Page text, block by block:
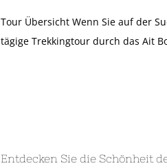
Tour Übersicht Wenn Sie auf der
tägige Trekkingtour durch das Ait
Entdecken Sie die Schönheit